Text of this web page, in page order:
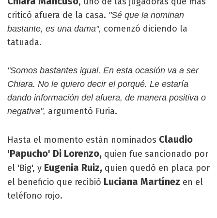
criticó afuera de la casa. "Sé que la nominan
bastante, es una dama", comenzó diciendo la
tatuada.
"Somos bastantes igual. En esta ocasión va a ser
Chiara. No le quiero decir el porqué. Le estaría
dando información del afuera, de manera positiva o
negativa", argumentó Furia.
Hasta el momento están nominados Claudio
'Papucho' Di Lorenzo, quien fue sancionado por
el 'Big', y Eugenia Ruiz, quien quedó en placa por
el beneficio que recibió Luciana Martínez en el
teléfono rojo.